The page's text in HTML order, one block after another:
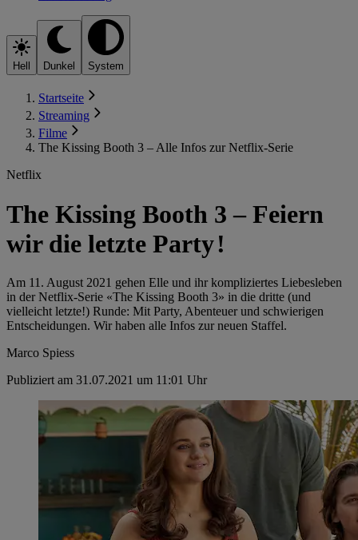
Hell Dunkel System
Startseite
Streaming
Filme
The Kissing Booth 3 – Alle Infos zur Netflix-Serie
Netflix
The Kissing Booth 3 – Feiern
wir die letzte Party !
Am 11. August 2021 gehen Elle und ihr kompliziertes Liebesleben
in der Netflix-Serie «The Kissing Booth 3» in die dritte (und
vielleicht letzte!) Runde: Mit Party, Abenteuer und schwierigen
Entscheidungen. Wir haben alle Infos zur neuen Staffel.
Marco Spiess
Publiziert am 31.07.2021 um 11:01 Uhr